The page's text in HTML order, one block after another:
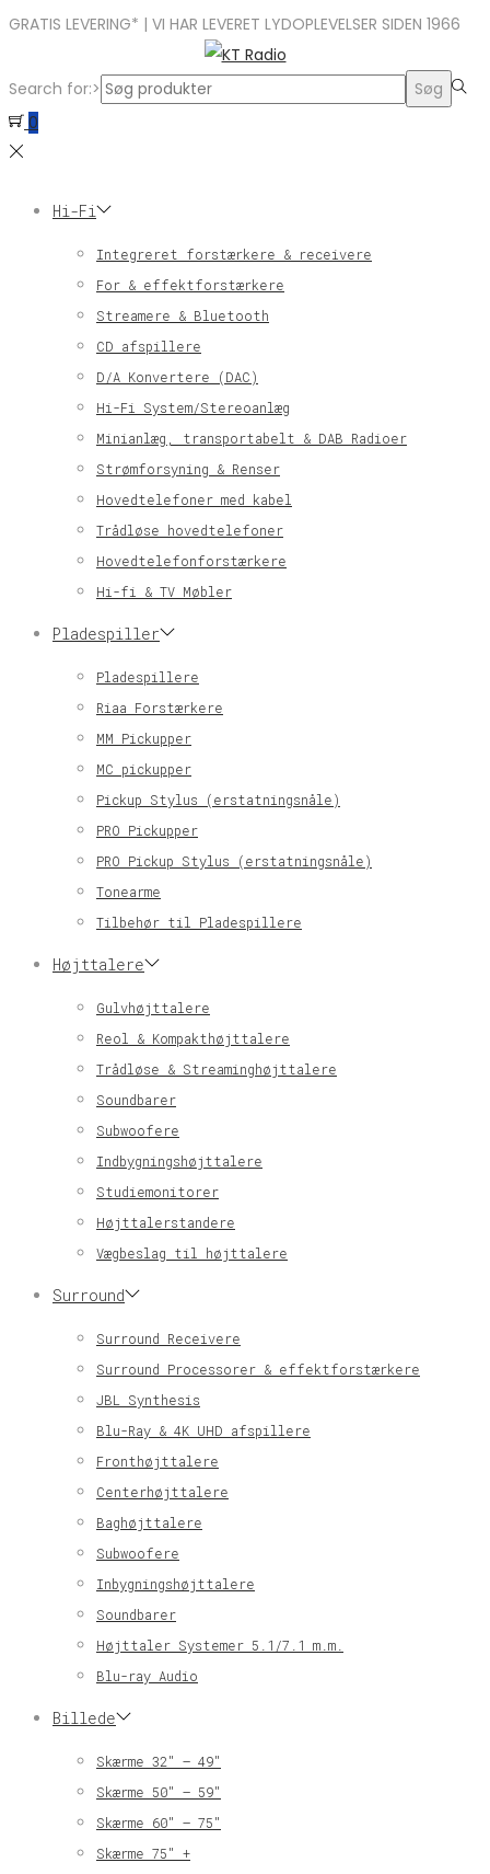
GRATIS LEVERING* | VI HAR LEVERET LYDOPLEVELSER SIDEN 1966
Search for:>
Søg
0
Hi-Fi
Integreret forstærkere & receivere
For & effektforstærkere
Streamere & Bluetooth
CD afspillere
D/A Konvertere (DAC)
Hi-Fi System/Stereoanlæg
Minianlæg, transportabelt & DAB Radioer
Strømforsyning & Renser
Hovedtelefoner med kabel
Trådløse hovedtelefoner
Hovedtelefonforstærkere
Hi-fi & TV Møbler
Pladespiller
Pladespillere
Riaa Forstærkere
MM Pickupper
MC pickupper
Pickup Stylus (erstatningsnåle)
PRO Pickupper
PRO Pickup Stylus (erstatningsnåle)
Tonearme
Tilbehør til Pladespillere
Højttalere
Gulvhøjttalere
Reol & Kompakthøjttalere
Trådløse & Streaminghøjttalere
Soundbarer
Subwoofere
Indbygningshøjttalere
Studiemonitorer
Højttalerstandere
Vægbeslag til højttalere
Surround
Surround Receivere
Surround Processorer & effektforstærkere
JBL Synthesis
Blu-Ray & 4K UHD afspillere
Fronthøjttalere
Centerhøjttalere
Baghøjttalere
Subwoofere
Inbygningshøjttalere
Soundbarer
Højttaler Systemer 5.1/7.1 m.m.
Blu-ray Audio
Billede
Skærme 32″ – 49″
Skærme 50″ – 59″
Skærme 60″ – 75″
Skærme 75″ +